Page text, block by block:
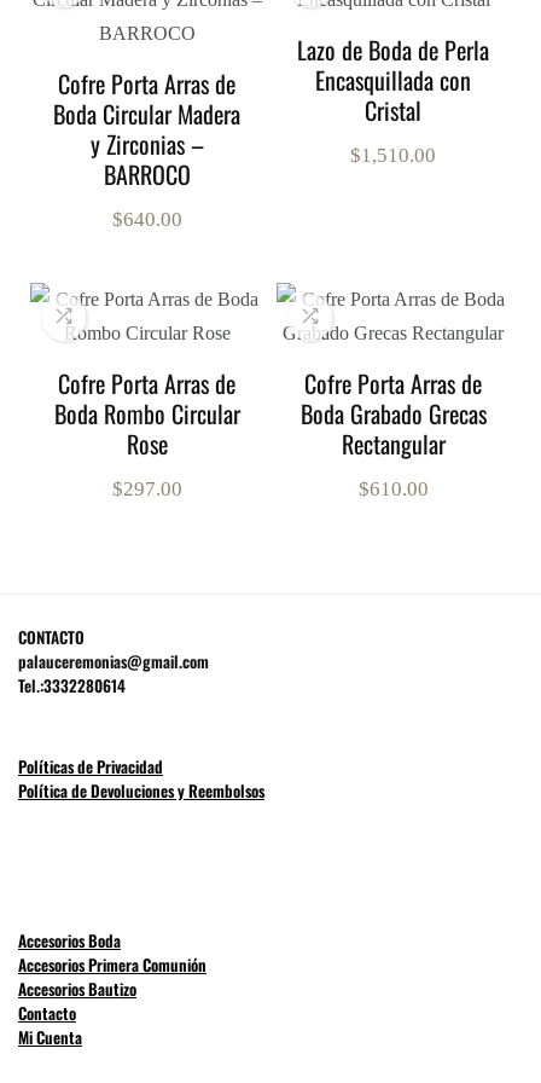
Cofre Porta Arras de
Boda Circular Madera
y Zirconias –
BARROCO
$640.00
Lazo de Boda de Perla
Encasquillada con
Cristal
$1,510.00
Cofre Porta Arras de
Boda Rombo Circular
Rose
$297.00
Cofre Porta Arras de
Boda Grabado Grecas
Rectangular
$610.00
CONTACTO
palauceremonias@gmail.com
Tel.:3332280614
Políticas de Privacidad
Política de Devoluciones y Reembolsos
Accesorios Boda
Accesorios Primera Comunión
Accesorios Bautizo
Contacto
Mi Cuenta